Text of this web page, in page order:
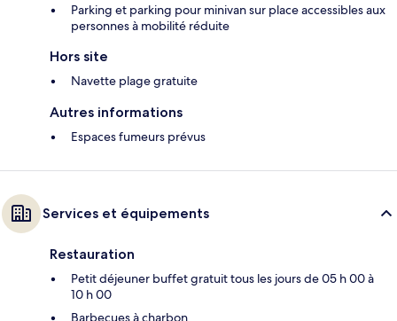
Parking et parking pour minivan sur place accessibles aux
personnes à mobilité réduite
Hors site
Navette plage gratuite
Autres informations
Espaces fumeurs prévus
Services et équipements
Restauration
Petit déjeuner buffet gratuit tous les jours de 05 h 00 à
10 h 00
Barbecues à charbon